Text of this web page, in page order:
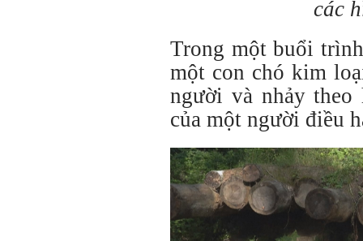
các
Trong một buổi
một con chó kim
người và nhảy
của một người điều